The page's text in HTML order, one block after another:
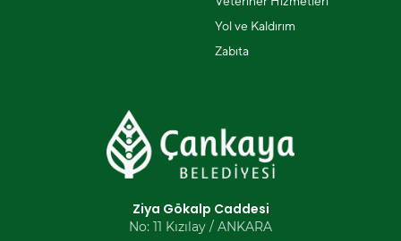
Yol ve Kaldırım
Zabıta
Ziya Gökalp Caddesi
No: 11 Kızılay / ANKARA